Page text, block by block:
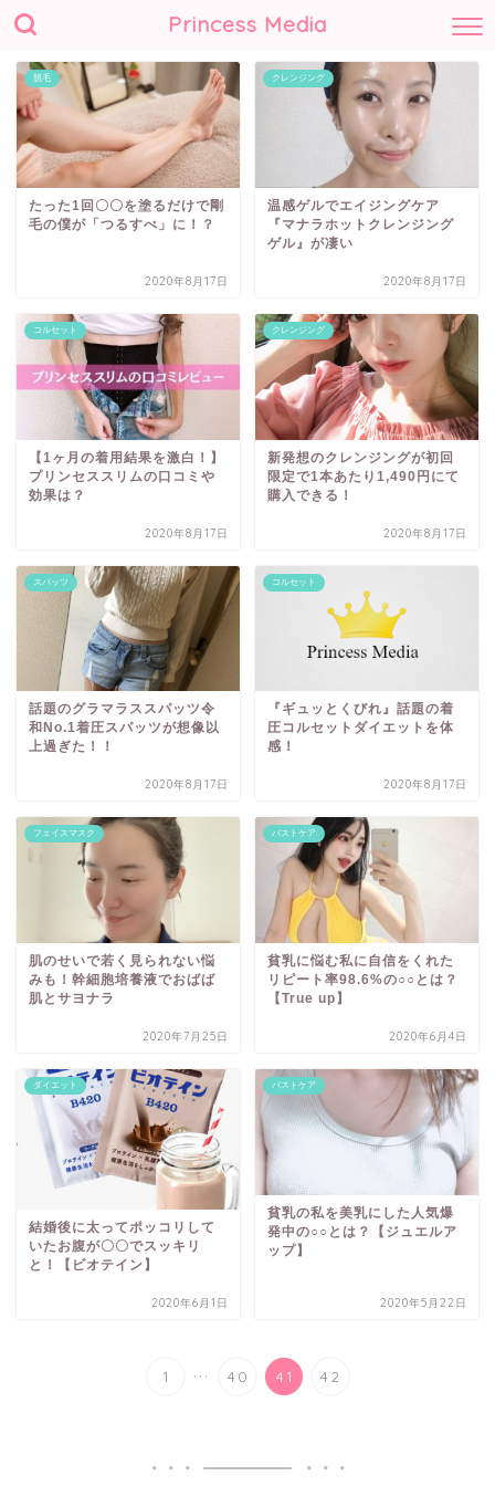
Princess Media
脱毛
たった1回〇〇を塗るだけで剛
毛の僕が「つるすべ」に！？
2020年8月17日
クレンジング
温感ゲルでエイジングケア
『マナラホットクレンジング
ゲル』が凄い
2020年8月17日
コルセット
【1ヶ月の着用結果を激白！】
プリンセススリムの口コミや
効果は？
2020年8月17日
クレンジング
新発想のクレンジングが初回
限定で1本あたり1,490円にて
購入できる！
2020年8月17日
スパッツ
話題のグラマラススパッツ令
和No.1着圧スパッツが想像以
上過ぎた！！
2020年8月17日
コルセット
『ギュッとくびれ』話題の着
圧コルセットダイエットを体
感！
2020年8月17日
フェイスマスク
肌のせいで若く見られない悩
みも！幹細胞培養液でおばば
肌とサヨナラ
2020年7月25日
バストケア
貧乳に悩む私に自信をくれた
リピート率98.6%の○○とは？
【True up】
2020年6月4日
ダイエット
結婚後に太ってポッコリして
いたお腹が〇〇でスッキリ
と！【ビオテイン】
2020年6月1日
バストケア
貧乳の私を美乳にした人気爆
発中の○○とは？【ジュエルア
ップ】
2020年5月22日
1 ... 40 41 42